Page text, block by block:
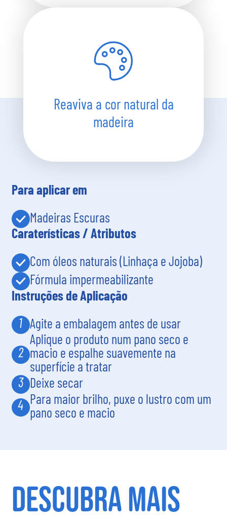
Reaviva a cor natural da
madeira
Para aplicar em
Madeiras Escuras
Caraterísticas / Atributos
Com óleos naturais (Linhaça e Jojoba)
Fórmula impermeabilizante
Instruções de Aplicação
1 Agite a embalagem antes de usar
2
Aplique o produto num pano seco e
macio e espalhe suavemente na
superfície a tratar
3 Deixe secar
4 Para maior brilho, puxe o lustro com um
pano seco e macio
DESCUBRA MAIS